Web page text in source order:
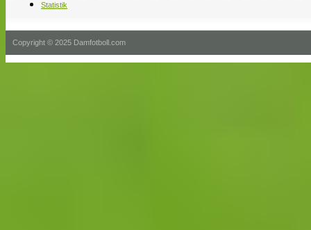
Statistik
Copyright © 2025 Damfotboll.com